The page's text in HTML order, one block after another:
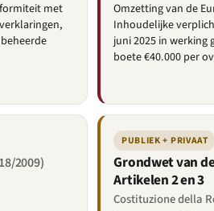
met
Omzetting van de
Inhoudelijke
juni 2025 in werking
boete €40.000 per
2009)
PUBLIEK + PRIVAAT
Grondwet van
Artikelen 2 en 3
Costituzione della